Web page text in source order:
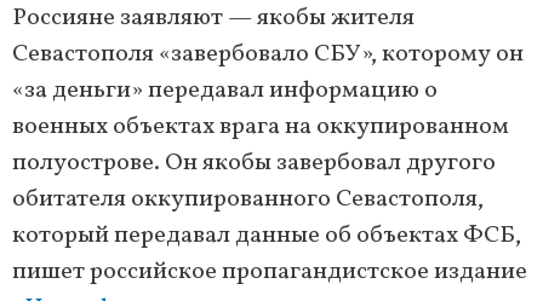
Россияне заявляют — якобы жителя
Севастополя «завербовало СБУ», которому он
«за деньги» передавал информацию о
военных объектах врага на оккупированном
полуострове. Он якобы завербовал другого
обитателя оккупированного Севастополя,
который передавал данные об объектах ФСБ,
пишет российское пропагандистское издание